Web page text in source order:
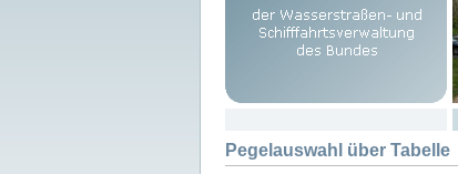
Pegelauswahl über Tabelle